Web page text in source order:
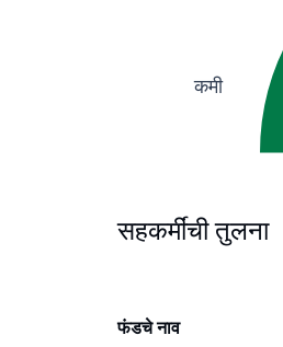
कमी
सहकर्मींची तुलना
फंडचे नाव